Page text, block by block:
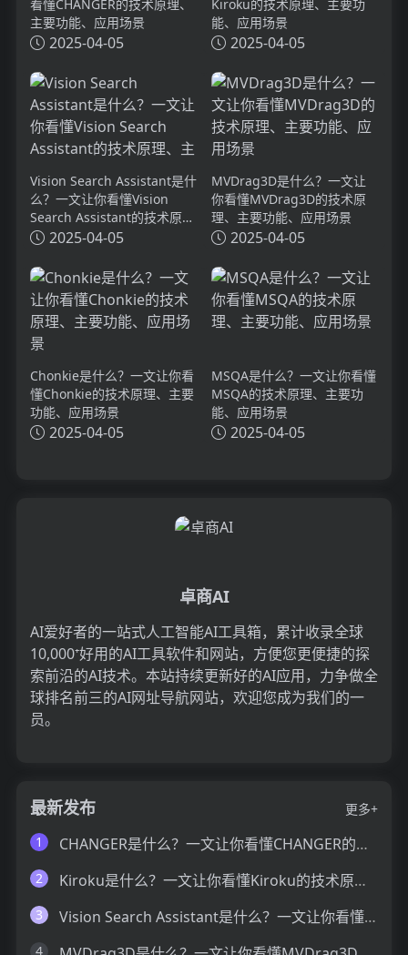
看懂CHANGER的技术原理、
主要功能、应用场景
2025-04-05
Kiroku的技术原理、主要功
能、应用场景
2025-04-05
Vision Search Assistant是什
么？一文让你看懂Vision
Search Assistant的技术原
理、主要功能、应用场景
2025-04-05
MVDrag3D是什么？一文让
你看懂MVDrag3D的技术原
理、主要功能、应用场景
2025-04-05
Chonkie是什么？一文让你看
懂Chonkie的技术原理、主要
功能、应用场景
2025-04-05
MSQA是什么？一文让你看懂
MSQA的技术原理、主要功
能、应用场景
2025-04-05
卓商AI
AI爱好者的一站式人工智能AI工具箱，累计收录全球
10,000⁺好用的AI工具软件和网站，方便您更便捷的探
索前沿的AI技术。本站持续更新好的AI应用，力争做全
球排名前三的AI网址导航网站，欢迎您成为我们的一
员。
最新发布
更多+
1
CHANGER是什么？一文让你看懂CHANGER的技术原理、主要功能、应用场景
2 Kiroku是什么？一文让你看懂Kiroku的技术原理、主要功能、应用场景
3 Vision Search Assistant是什么？一文让你看懂Vision Search Assistant的技术原理、主要功能、应用场景
4